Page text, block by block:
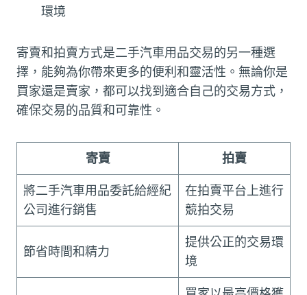
環境
寄賣和拍賣方式是二手汽車用品交易的另一種選
擇，能夠為你帶來更多的便利和靈活性。無論你是
買家還是賣家，都可以找到適合自己的交易方式，
確保交易的品質和可靠性。
寄賣 拍賣
將二手汽車用品委託給經紀
公司進行銷售
在拍賣平台上進行
競拍交易
節省時間和精力
提供公正的交易環
境